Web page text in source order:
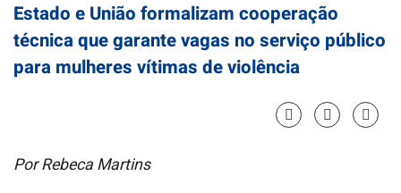
Estado e União formalizam cooperação
técnica que garante vagas no serviço público
para mulheres vítimas de violência
Por Rebeca Martins